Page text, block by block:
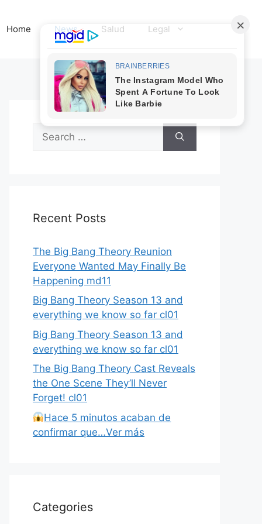
Home News Salud Legal
Search
for:
Recent Posts
The Big Bang Theory Reunion
Everyone Wanted May Finally Be
Happening md11
Big Bang Theory Season 13 and
everything we know so far cl01
Big Bang Theory Season 13 and
everything we know so far cl01
The Big Bang Theory Cast Reveals
the One Scene They’ll Never
Forget! cl01
Hace 5 minutos acaban de
confirmar que…Ver más
Categories